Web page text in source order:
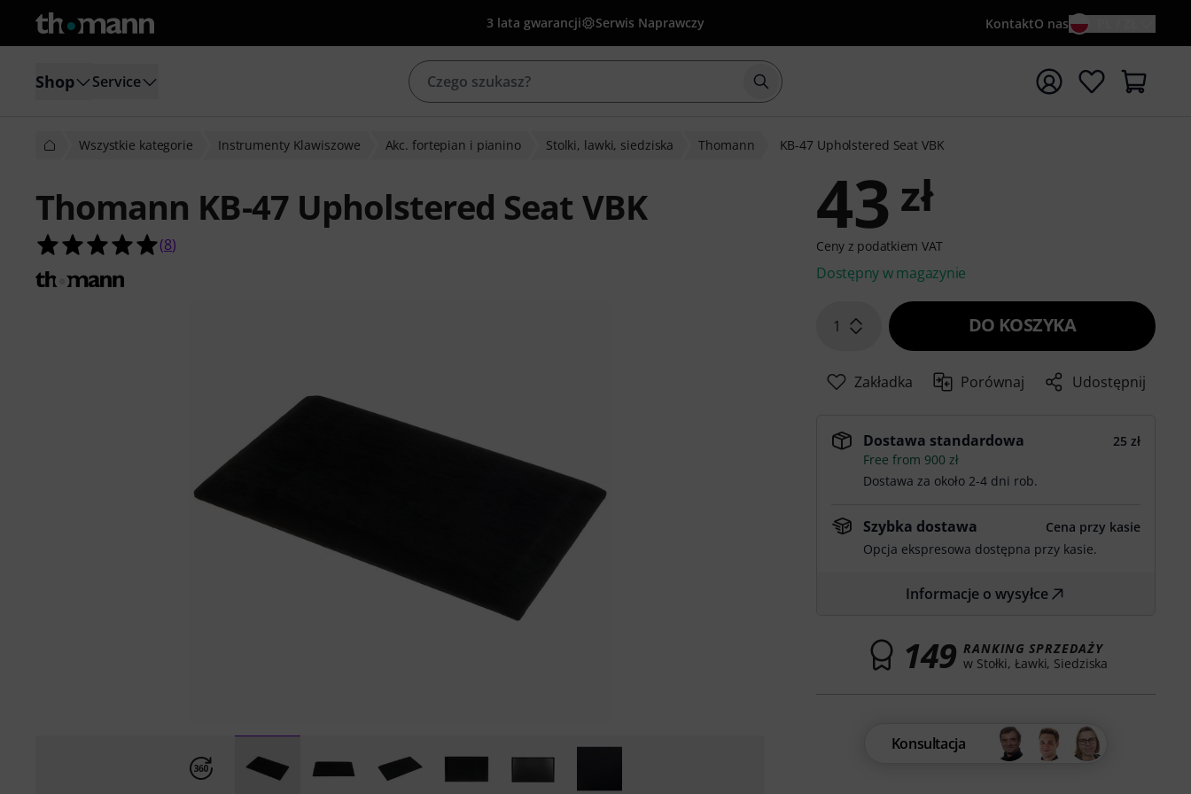
3 lata gwarancji Serwis Naprawczy KontaktO nas
Shop Service Rozpocznij wyszukiwanie od słowa kluczowego {searchTerm}
Wszystkie kategorie Instrumenty Klawiszowe Akc. fortepian i pianino Stolki, lawki, siedziska Thomann KB-47 Upholstered Seat VBK
Thomann KB-47 Upholstered Seat VBK
5.0 na 5 gwiazdek z 8 ocen klientów
(8) 43 zł
Ceny z podatkiem VAT
Dostępny w magazynie
1 DO KOSZYKA
Zakładka Porównaj Udostępnij
Dostawa standardowa
25 zł
Free from 900 zł
Dostawa za około 2-4 dni rob.
Szybka dostawa
Cena przy kasie
Opcja ekspresowa dostępna przy kasie.
Informacje o wysyłce
149 RANKING SPRZEDAŻY
w Stołki, Ławki, Siedziska
Konsultacja